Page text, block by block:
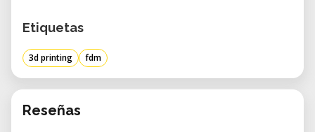
Etiquetas
3d printing fdm
Reseñas